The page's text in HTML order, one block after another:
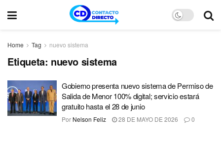
Home Tag nuevo sistema
Etiqueta: nuevo sistema
Gobierno presenta nuevo sistema de Permiso de
Salida de Menor 100% digital; servicio estará
gratuito hasta el 28 de junio
Por Nelson Feliz 28 DE MAYO DE 2026 0